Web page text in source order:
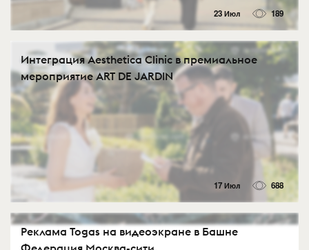
23 Июл 189
Интеграция Aesthetica Clinic в премиальное
мероприятие ART DE JARDIN
17 Июл 688
Реклама Togas на видеоэкране в Башне